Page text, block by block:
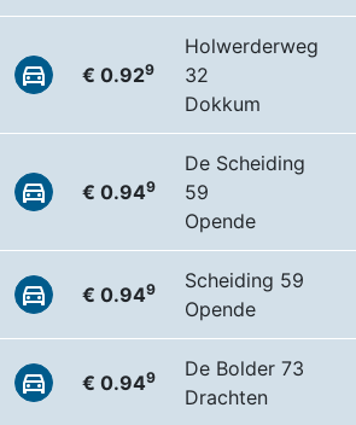
€ 0.929
Holwerderweg
32
Dokkum
€ 0.949
De Scheiding
59
Opende
€ 0.949
Scheiding 59
Opende
€ 0.949
De Bolder 73
Drachten